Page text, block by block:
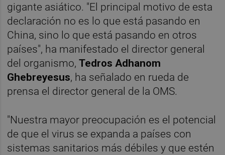
gigante asiático. "El principal motivo de esta
declaración no es lo que está pasando en
China, sino lo que está pasando en otros
países", ha manifestado el director general
del organismo,Tedros Adhanom
Ghebreyesus, ha señalado en rueda de
prensa el director general de la OMS.
"Nuestra mayor preocupación es el potencial
de que el virus se expanda a países con
sistemas sanitarios más débiles y que estén